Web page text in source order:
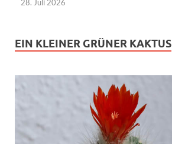
28. Juli 2026
EIN KLEINER GRÜNER KAKTUS